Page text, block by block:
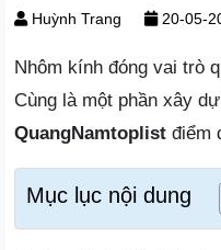
Huỳnh Trang 20-05-
Nhôm kính đóng vai trò
Cùng là một phần xây
QuangNamtoplist điểm
Mục lục nội dung